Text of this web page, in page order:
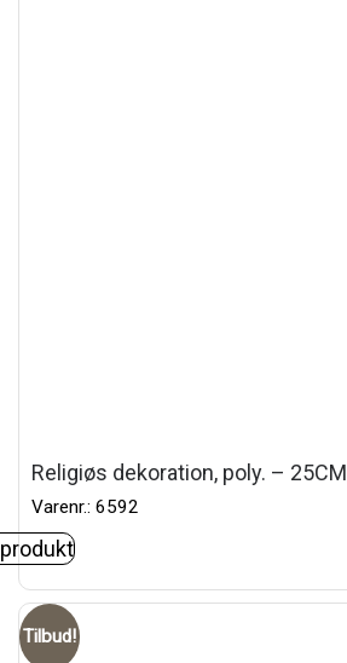
Religiøs dekoration, poly. – 25CM
Varenr.: 6592
Tilbud!